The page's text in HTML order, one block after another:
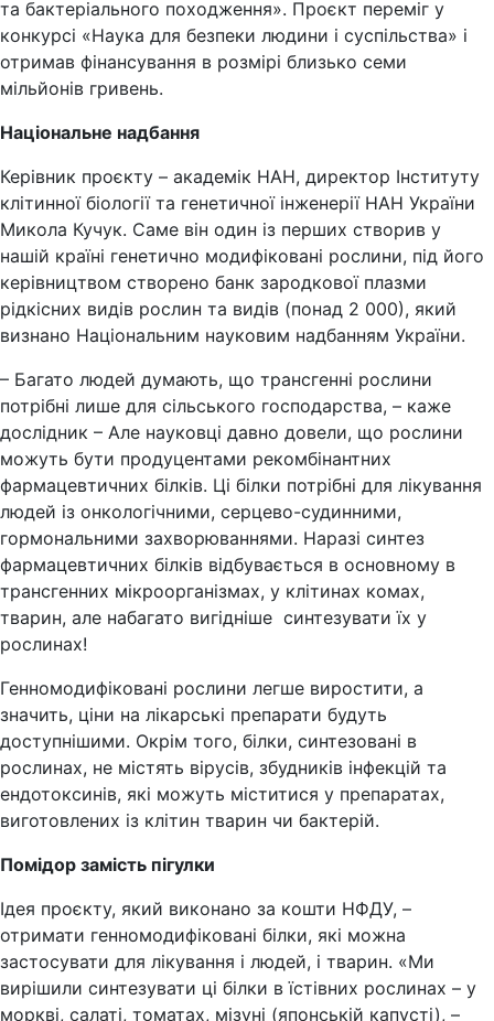
та бактеріального походження». Проєкт переміг у
конкурсі «Наука для безпеки людини і суспільства» і
отримав фінансування в розмірі близько семи
мільйонів гривень.
Національне надбання
Керівник проєкту – академік НАН, директор Інституту
клітинної біології та генетичної інженерії НАН України
Микола Кучук. Саме він один із перших створив у
нашій країні генетично модифіковані рослини, під його
керівництвом створено банк зародкової плазми
рідкісних видів рослин та видів (понад 2 000), який
визнано Національним науковим надбанням України.
– Багато людей думають, що трансгенні рослини
потрібні лише для сільського господарства, – каже
дослідник – Але науковці давно довели, що рослини
можуть бути продуцентами рекомбінантних
фармацевтичних білків. Ці білки потрібні для лікування
людей із онкологічними, серцево-судинними,
гормональними захворюваннями. Наразі синтез
фармацевтичних білків відбувається в основному в
трансгенних мікроорганізмах, у клітинах комах,
тварин, але набагато вигідніше синтезувати їх у
рослинах!
Генномодифіковані рослини легше виростити, а
значить, ціни на лікарські препарати будуть
доступнішими. Окрім того, білки, синтезовані в
рослинах, не містять вірусів, збудників інфекцій та
ендотоксинів, які можуть міститися у препаратах,
виготовлених із клітин тварин чи бактерій.
Помідор замість пігулки
Ідея проєкту, який виконано за кошти НФДУ, –
отримати генномодифіковані білки, які можна
застосувати для лікування і людей, і тварин. «Ми
вирішили синтезувати ці білки в їстівних рослинах – у
моркві, салаті, томатах, мізуні (японській капусті), –